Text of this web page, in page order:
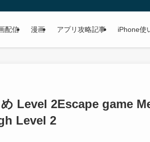
配信 漫画 アプリ攻略記事 iPhone使
Level 2Escape game
Level 2